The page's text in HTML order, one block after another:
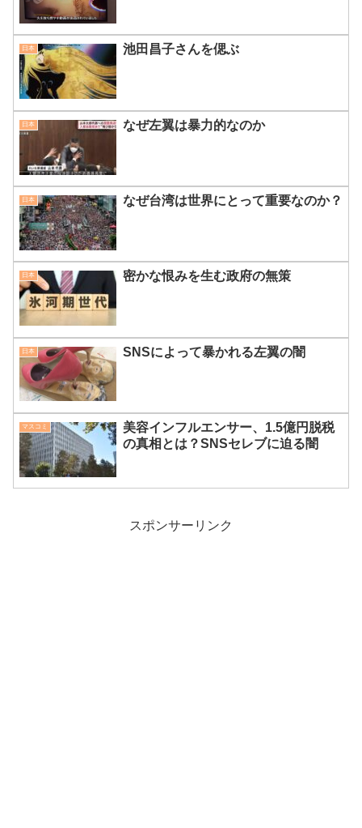
日本 池田昌子さんを偲ぶ
日本 なぜ左翼は暴力的なのか
日本 なぜ台湾は世界にとって重要なのか？
日本 密かな恨みを生む政府の無策
日本 SNSによって暴かれる左翼の闇
マスコミ
美容インフルエンサー、1.5億円脱税
の真相とは？SNSセレブに迫る闇
スポンサーリンク